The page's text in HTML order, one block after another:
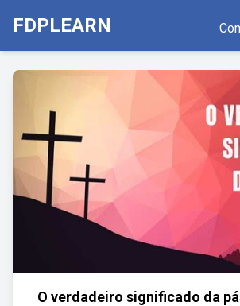
FDPLEARN
O verdadeiro significado da